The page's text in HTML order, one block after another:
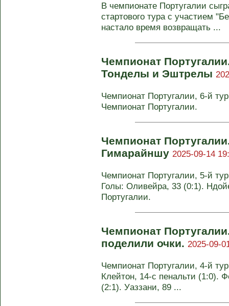
В чемпионате Португалии
стартового тура с участием
настало время возвращать ...
Чемпионат
Тонделы и Эштрелы
Чемпионат Португалии, 6-й
Чемпионат Португалии.
Чемпионат
Гимарайншу 2025-09-14
Чемпионат Португалии, 5-й
Голы: Оливейра, 33 (0:1).
Португалии.
Чемпионат
поделили очки. 2025-09-
Чемпионат Португалии, 4-й
Клейтон, 14-с пенальти (1:0).
(2:1). Уаззани, 89 ...